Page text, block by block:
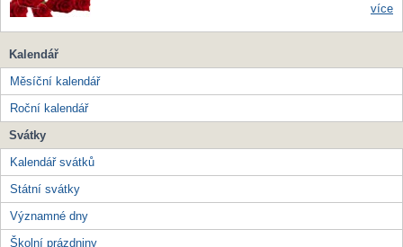
více
Kalendář
Měsíční kalendář
Roční kalendář
Svátky
Kalendář svátků
Státní svátky
Významné dny
Školní prázdniny